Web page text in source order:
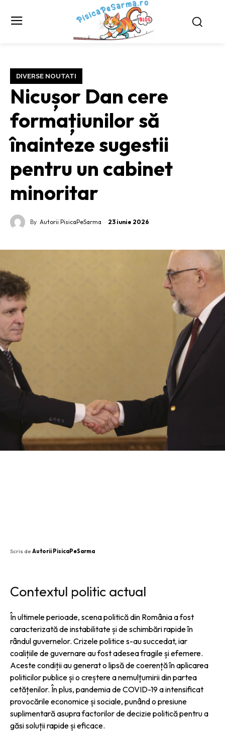
DIVERSE NOUTATI
Nicușor Dan cere
formațiunilor să
înainteze sugestii
pentru un cabinet
minoritar
By Autorii PisicaPeSarma 23 iunie 2026
Scris de Autorii PisicaPeSarma
Contextul politic actual
În ultimele perioade, scena politică din România a fost
caracterizată de instabilitate și de schimbări rapide în
rândul guvernelor. Crizele politice s-au succedat, iar
coalițiile de guvernare au fost adesea fragile și efemere.
Aceste condiții au generat o lipsă de coerență în aplicarea
politicilor publice și o creștere a nemulțumirii din partea
cetățenilor. În plus, pandemia de COVID-19 a intensificat
provocările economice și sociale, punând o presiune
suplimentară asupra factorilor de decizie politică pentru a
găsi soluții rapide și eficace.